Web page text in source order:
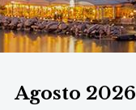
Agosto 2026